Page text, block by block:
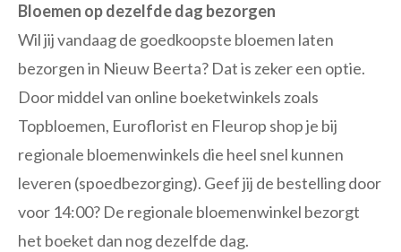
Bloemen op dezelfde dag bezorgen
Wil jij vandaag de goedkoopste bloemen laten
bezorgen in Nieuw Beerta? Dat is zeker een optie.
Door middel van online boeketwinkels zoals
Topbloemen, Euroflorist en Fleurop shop je bij
regionale bloemenwinkels die heel snel kunnen
leveren (spoedbezorging). Geef jij de bestelling door
voor 14:00? De regionale bloemenwinkel bezorgt
het boeket dan nog dezelfde dag.